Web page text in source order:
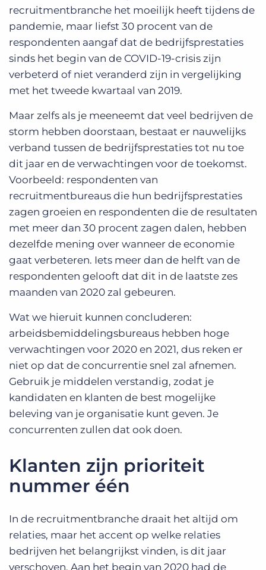
recruitmentbranche het moeilijk heeft tijdens de
pandemie, maar liefst 30 procent van de
respondenten aangaf dat de bedrijfsprestaties
sinds het begin van de COVID-19-crisis zijn
verbeterd of niet veranderd zijn in vergelijking
met het tweede kwartaal van 2019.
Maar zelfs als je meeneemt dat veel bedrijven de
storm hebben doorstaan, bestaat er nauwelijks
verband tussen de bedrijfsprestaties tot nu toe
dit jaar en de verwachtingen voor de toekomst.
Voorbeeld: respondenten van
recruitmentbureaus die hun bedrijfsprestaties
zagen groeien en respondenten die de resultaten
met meer dan 30 procent zagen dalen, hebben
dezelfde mening over wanneer de economie
gaat verbeteren. Iets meer dan de helft van de
respondenten gelooft dat dit in de laatste zes
maanden van 2020 zal gebeuren.
Wat we hieruit kunnen concluderen:
arbeidsbemiddelingsbureaus hebben hoge
verwachtingen voor 2020 en 2021, dus reken er
niet op dat de concurrentie snel zal afnemen.
Gebruik je middelen verstandig, zodat je
kandidaten en klanten de best mogelijke
beleving van je organisatie kunt geven. Je
concurrenten zullen dat ook doen.
Klanten zijn prioriteit
nummer één
In de recruitmentbranche draait het altijd om
relaties, maar het accent op welke relaties
bedrijven het belangrijkst vinden, is dit jaar
verschoven. Aan het begin van 2020 had de